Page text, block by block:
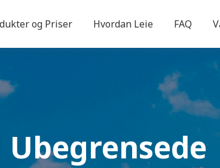
og Priser Hvordan Leie FAQ